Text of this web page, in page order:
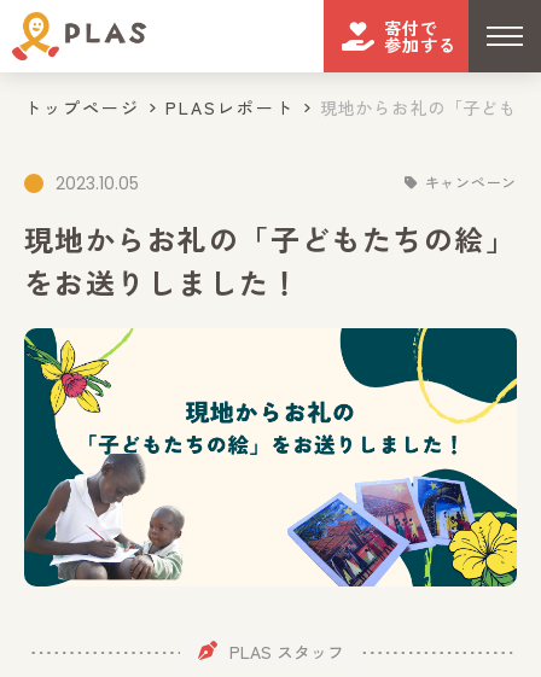
寄付で
参加する
トップページ PLASレポート 現地からお礼の「子ども
2023.10.05 キャンペーン
現地からお礼の「子どもたちの絵」
をお送りしました！
PLAS スタッフ